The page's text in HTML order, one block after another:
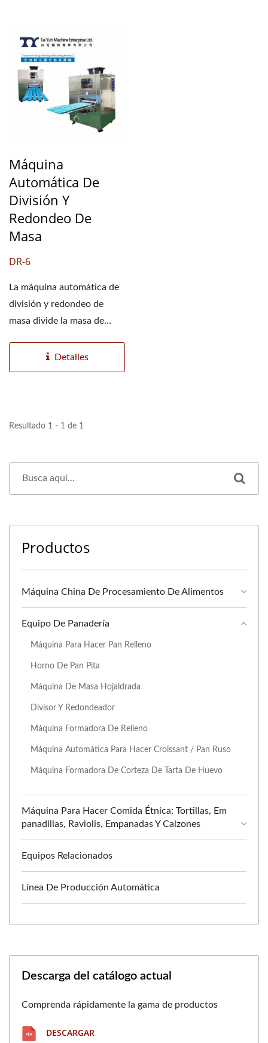
Máquina
Automática De
División Y
Redondeo De
Masa
DR-6
La máquina automática de
división y redondeo de
masa divide la masa de
Detalles
Resultado 1 - 1 de 1
Productos
Máquina China De Procesamiento De Alimentos
Equipo De Panadería
Máquina Para Hacer Pan Relleno
Horno De Pan Pita
Máquina De Masa Hojaldrada
Divisor Y Redondeador
Máquina Formadora De Relleno
Máquina Automática Para Hacer Croissant / Pan Ruso
Máquina Formadora De Corteza De Tarta De Huevo
Máquina Para Hacer Comida Étnica: Tortillas, Em
Panadillas, Raviolis, Empanadas Y Calzones
Equipos Relacionados
Línea De Producción Automática
Descarga del catálogo actual
Comprenda rápidamente la gama de productos
DESCARGAR